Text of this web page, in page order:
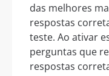
das melhores
respostas
teste. Ao ativar
perguntas que
respostas